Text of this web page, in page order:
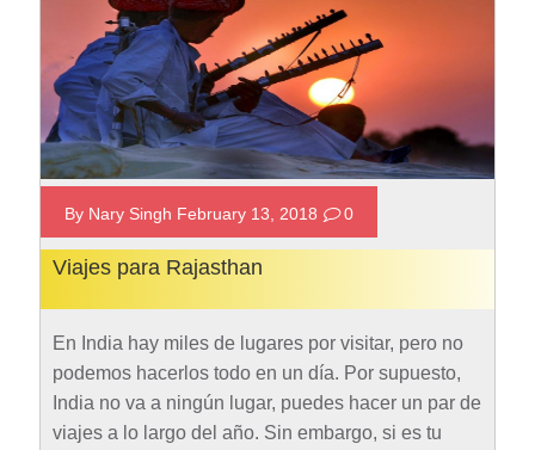
By Nary Singh February 13, 2018 0
Viajes para Rajasthan
En India hay miles de lugares por visitar, pero no
podemos hacerlos todo en un día. Por supuesto,
India no va a ningún lugar, puedes hacer un par de
viajes a lo largo del año. Sin embargo, si es tu